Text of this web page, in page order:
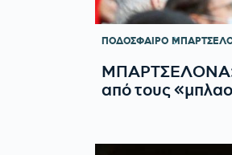
ΠΟΔΟΣΦΑΙΡΟ
ΜΠΑΡΤΣΕΛΟΝΑ:
από τους